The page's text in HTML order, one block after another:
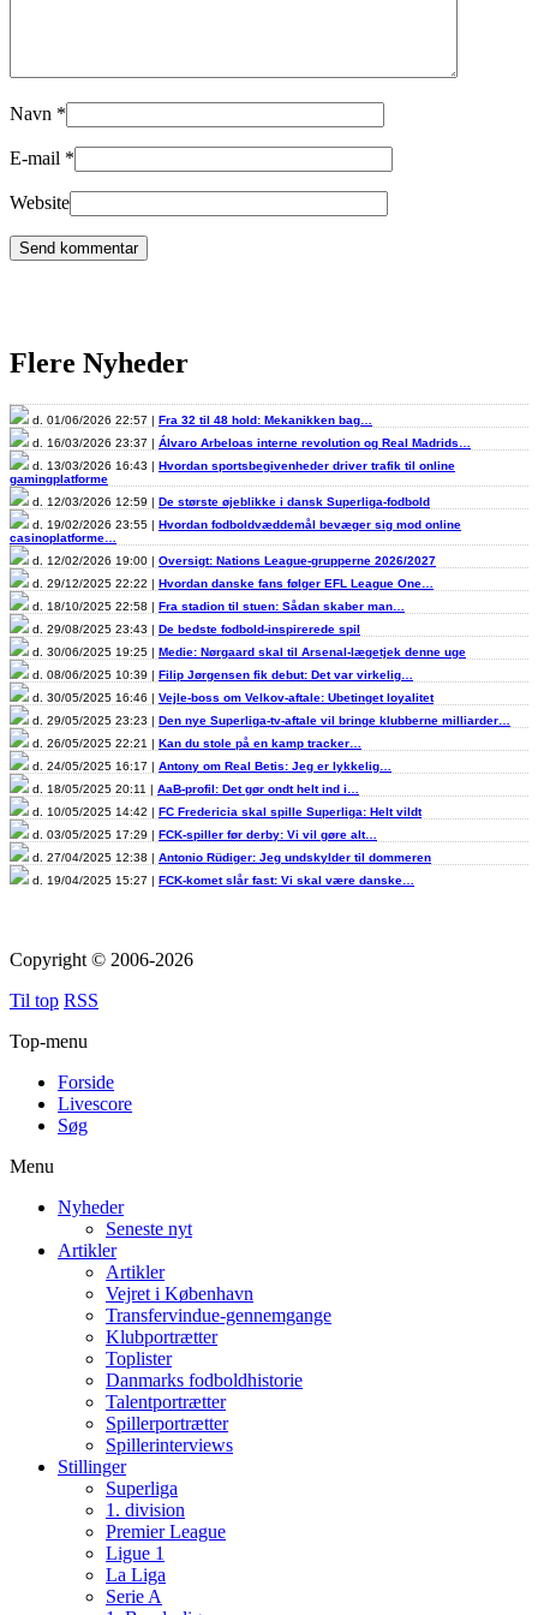
Navn *
E-mail *
Website
Flere Nyheder
d. 01/06/2026 22:57 | Fra 32 til 48 hold: Mekanikken bag…
d. 16/03/2026 23:37 | Álvaro Arbeloas interne revolution og Real Madrids…
d. 13/03/2026 16:43 | Hvordan sportsbegivenheder driver trafik til online
gamingplatforme
d. 12/03/2026 12:59 | De største øjeblikke i dansk Superliga-fodbold
d. 19/02/2026 23:55 | Hvordan fodboldvæddemål bevæger sig mod online
casinoplatforme…
d. 12/02/2026 19:00 | Oversigt: Nations League-grupperne 2026/2027
d. 29/12/2025 22:22 | Hvordan danske fans følger EFL League One…
d. 18/10/2025 22:58 | Fra stadion til stuen: Sådan skaber man…
d. 29/08/2025 23:43 | De bedste fodbold-inspirerede spil
d. 30/06/2025 19:25 | Medie: Nørgaard skal til Arsenal-lægetjek denne uge
d. 08/06/2025 10:39 | Filip Jørgensen fik debut: Det var virkelig…
d. 30/05/2025 16:46 | Vejle-boss om Velkov-aftale: Ubetinget loyalitet
d. 29/05/2025 23:23 | Den nye Superliga-tv-aftale vil bringe klubberne milliarder…
d. 26/05/2025 22:21 | Kan du stole på en kamp tracker…
d. 24/05/2025 16:17 | Antony om Real Betis: Jeg er lykkelig…
d. 18/05/2025 20:11 | AaB-profil: Det gør ondt helt ind i…
d. 10/05/2025 14:42 | FC Fredericia skal spille Superliga: Helt vildt
d. 03/05/2025 17:29 | FCK-spiller før derby: Vi vil gøre alt…
d. 27/04/2025 12:38 | Antonio Rüdiger: Jeg undskylder til dommeren
d. 19/04/2025 15:27 | FCK-komet slår fast: Vi skal være danske…
Copyright © 2006-2026
Til top RSS
Top-menu
Forside
Livescore
Søg
Menu
Nyheder
Seneste nyt
Artikler
Artikler
Vejret i København
Transfervindue-gennemgange
Klubportrætter
Toplister
Danmarks fodboldhistorie
Talentportrætter
Spillerportrætter
Spillerinterviews
Stillinger
Superliga
1. division
Premier League
Ligue 1
La Liga
Serie A